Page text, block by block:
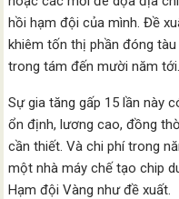
hồi hạm đội của mình. Đề
khiêm tốn thị phần đóng
trong tám đến mười năm tới.
Sự gia tăng gấp 15 lần này
ổn định, lương cao, đồng
cần thiết. Và chi phí trong
một nhà máy chế tạo chip
Hạm đội Vàng như đề xuất.